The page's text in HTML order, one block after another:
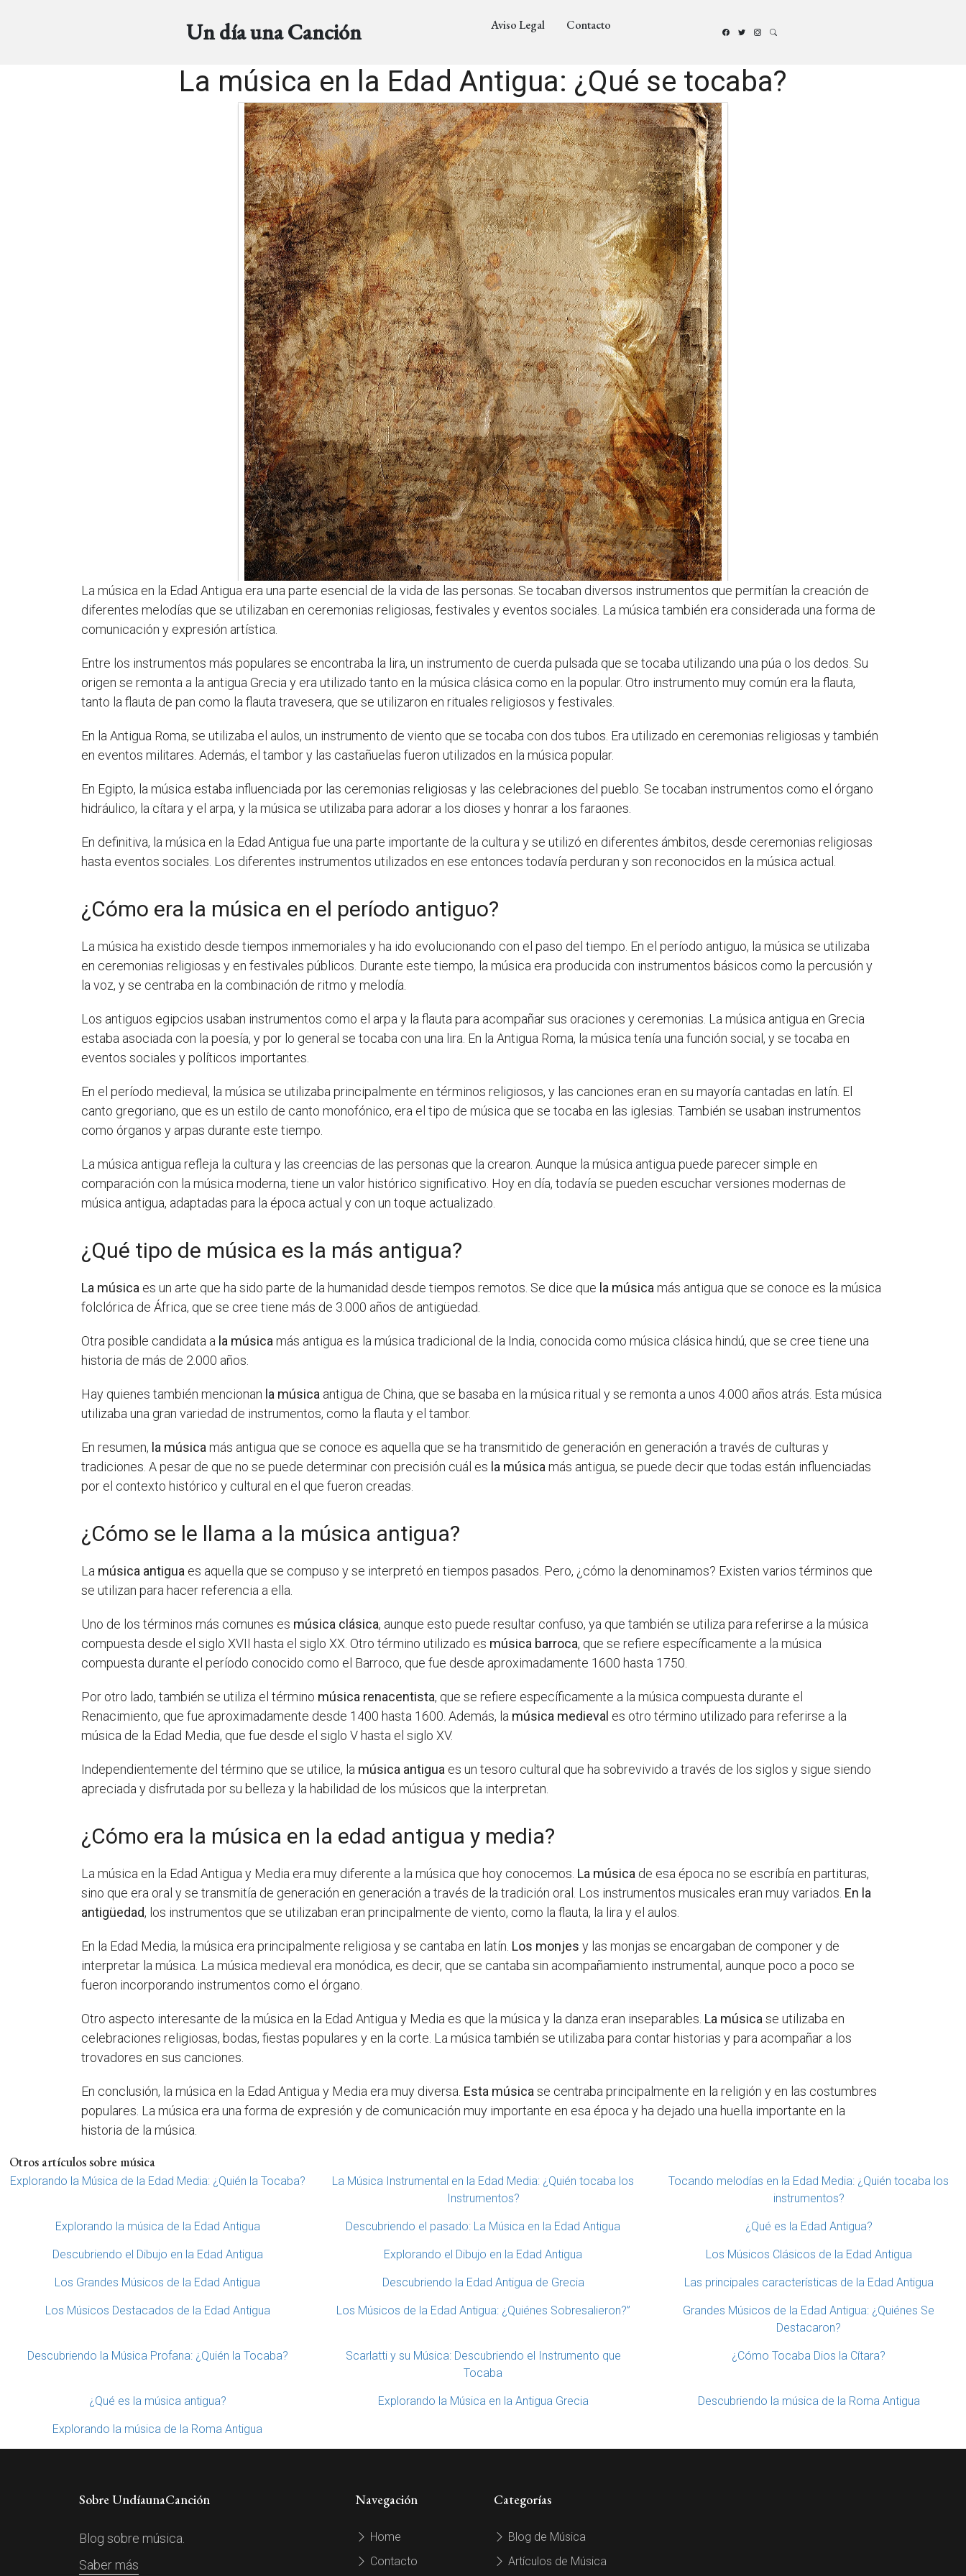
Un día una Canción Aviso Legal Contacto
La música en la Edad Antigua: ¿Qué se tocaba?
La música en la Edad Antigua era una parte esencial de la vida de las personas. Se tocaban diversos instrumentos que permitían la creación de
diferentes melodías que se utilizaban en ceremonias religiosas, festivales y eventos sociales. La música también era considerada una forma de
comunicación y expresión artística.
Entre los instrumentos más populares se encontraba la lira, un instrumento de cuerda pulsada que se tocaba utilizando una púa o los dedos. Su
origen se remonta a la antigua Grecia y era utilizado tanto en la música clásica como en la popular. Otro instrumento muy común era la flauta,
tanto la flauta de pan como la flauta travesera, que se utilizaron en rituales religiosos y festivales.
En la Antigua Roma, se utilizaba el aulos, un instrumento de viento que se tocaba con dos tubos. Era utilizado en ceremonias religiosas y también
en eventos militares. Además, el tambor y las castañuelas fueron utilizados en la música popular.
En Egipto, la música estaba influenciada por las ceremonias religiosas y las celebraciones del pueblo. Se tocaban instrumentos como el órgano
hidráulico, la cítara y el arpa, y la música se utilizaba para adorar a los dioses y honrar a los faraones.
En definitiva, la música en la Edad Antigua fue una parte importante de la cultura y se utilizó en diferentes ámbitos, desde ceremonias religiosas
hasta eventos sociales. Los diferentes instrumentos utilizados en ese entonces todavía perduran y son reconocidos en la música actual.
¿Cómo era la música en el período antiguo?
La música ha existido desde tiempos inmemoriales y ha ido evolucionando con el paso del tiempo. En el período antiguo, la música se utilizaba
en ceremonias religiosas y en festivales públicos. Durante este tiempo, la música era producida con instrumentos básicos como la percusión y
la voz, y se centraba en la combinación de ritmo y melodía.
Los antiguos egipcios usaban instrumentos como el arpa y la flauta para acompañar sus oraciones y ceremonias. La música antigua en Grecia
estaba asociada con la poesía, y por lo general se tocaba con una lira. En la Antigua Roma, la música tenía una función social, y se tocaba en
eventos sociales y políticos importantes.
En el período medieval, la música se utilizaba principalmente en términos religiosos, y las canciones eran en su mayoría cantadas en latín. El
canto gregoriano, que es un estilo de canto monofónico, era el tipo de música que se tocaba en las iglesias. También se usaban instrumentos
como órganos y arpas durante este tiempo.
La música antigua refleja la cultura y las creencias de las personas que la crearon. Aunque la música antigua puede parecer simple en
comparación con la música moderna, tiene un valor histórico significativo. Hoy en día, todavía se pueden escuchar versiones modernas de
música antigua, adaptadas para la época actual y con un toque actualizado.
¿Qué tipo de música es la más antigua?
La música es un arte que ha sido parte de la humanidad desde tiempos remotos. Se dice que la música más antigua que se conoce es la música
folclórica de África, que se cree tiene más de 3.000 años de antigüedad.
Otra posible candidata a la música más antigua es la música tradicional de la India, conocida como música clásica hindú, que se cree tiene una
historia de más de 2.000 años.
Hay quienes también mencionan la música antigua de China, que se basaba en la música ritual y se remonta a unos 4.000 años atrás. Esta música
utilizaba una gran variedad de instrumentos, como la flauta y el tambor.
En resumen, la música más antigua que se conoce es aquella que se ha transmitido de generación en generación a través de culturas y
tradiciones. A pesar de que no se puede determinar con precisión cuál es la música más antigua, se puede decir que todas están influenciadas
por el contexto histórico y cultural en el que fueron creadas.
¿Cómo se le llama a la música antigua?
La música antigua es aquella que se compuso y se interpretó en tiempos pasados. Pero, ¿cómo la denominamos? Existen varios términos que
se utilizan para hacer referencia a ella.
Uno de los términos más comunes es música clásica, aunque esto puede resultar confuso, ya que también se utiliza para referirse a la música
compuesta desde el siglo XVII hasta el siglo XX. Otro término utilizado es música barroca, que se refiere específicamente a la música
compuesta durante el período conocido como el Barroco, que fue desde aproximadamente 1600 hasta 1750.
Por otro lado, también se utiliza el término música renacentista, que se refiere específicamente a la música compuesta durante el
Renacimiento, que fue aproximadamente desde 1400 hasta 1600. Además, la música medieval es otro término utilizado para referirse a la
música de la Edad Media, que fue desde el siglo V hasta el siglo XV.
Independientemente del término que se utilice, la música antigua es un tesoro cultural que ha sobrevivido a través de los siglos y sigue siendo
apreciada y disfrutada por su belleza y la habilidad de los músicos que la interpretan.
¿Cómo era la música en la edad antigua y media?
La música en la Edad Antigua y Media era muy diferente a la música que hoy conocemos. La música de esa época no se escribía en partituras,
sino que era oral y se transmitía de generación en generación a través de la tradición oral. Los instrumentos musicales eran muy variados. En la
antigüedad, los instrumentos que se utilizaban eran principalmente de viento, como la flauta, la lira y el aulos.
En la Edad Media, la música era principalmente religiosa y se cantaba en latín. Los monjes y las monjas se encargaban de componer y de
interpretar la música. La música medieval era monódica, es decir, que se cantaba sin acompañamiento instrumental, aunque poco a poco se
fueron incorporando instrumentos como el órgano.
Otro aspecto interesante de la música en la Edad Antigua y Media es que la música y la danza eran inseparables. La música se utilizaba en
celebraciones religiosas, bodas, fiestas populares y en la corte. La música también se utilizaba para contar historias y para acompañar a los
trovadores en sus canciones.
En conclusión, la música en la Edad Antigua y Media era muy diversa. Esta música se centraba principalmente en la religión y en las costumbres
populares. La música era una forma de expresión y de comunicación muy importante en esa época y ha dejado una huella importante en la
historia de la música.
Otros artículos sobre música
Explorando la Música de la Edad Media: ¿Quién la Tocaba?
La Música Instrumental en la Edad Media: ¿Quién tocaba los
Instrumentos?
Tocando melodías en la Edad Media: ¿Quién tocaba los
instrumentos?
Explorando la música de la Edad Antigua Descubriendo el pasado: La Música en la Edad Antigua ¿Qué es la Edad Antigua?
Descubriendo el Dibujo en la Edad Antigua Explorando el Dibujo en la Edad Antigua Los Músicos Clásicos de la Edad Antigua
Los Grandes Músicos de la Edad Antigua Descubriendo la Edad Antigua de Grecia Las principales características de la Edad Antigua
Los Músicos Destacados de la Edad Antigua Los Músicos de la Edad Antigua: ¿Quiénes Sobresalieron?”
Grandes Músicos de la Edad Antigua: ¿Quiénes Se
Destacaron?
Descubriendo la Música Profana: ¿Quién la Tocaba?
Scarlatti y su Música: Descubriendo el Instrumento que
Tocaba
¿Cómo Tocaba Dios la Cítara?
¿Qué es la música antigua? Explorando la Música en la Antigua Grecia Descubriendo la música de la Roma Antigua
Explorando la música de la Roma Antigua
Sobre UndíaunaCanción
Blog sobre música.
Saber más
Navegación
Home
Contacto
Categorías
Blog de Música
Artículos de Música